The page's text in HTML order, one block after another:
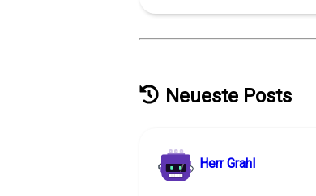
Neueste Posts
Herr Grahl